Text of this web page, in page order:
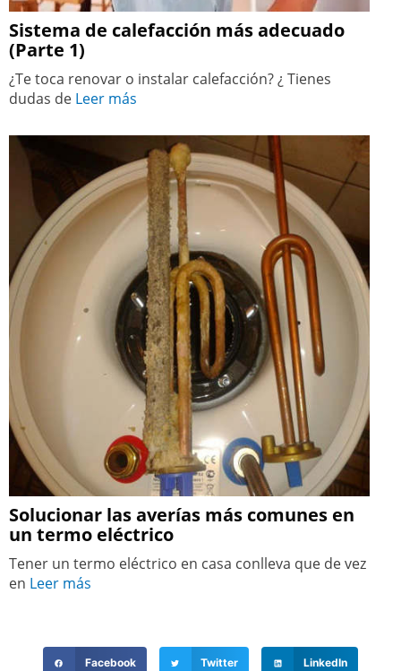
Sistema de calefacción más adecuado
(Parte 1)
¿Te toca renovar o instalar calefacción? ¿ Tienes
dudas de Leer más
Solucionar las averías más comunes en
un termo eléctrico
Tener un termo eléctrico en casa conlleva que de vez
en Leer más
Facebook Twitter LinkedIn